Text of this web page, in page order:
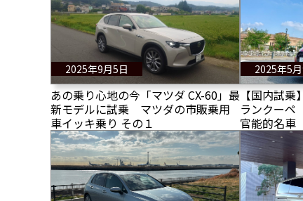
2025年9月5日
あの乗り心地の今「マツダ CX-60」最
新モデルに試乗 マツダの市販乗用
車イッキ乗り その１
2025年5
【国内試
ランクー
官能的名車